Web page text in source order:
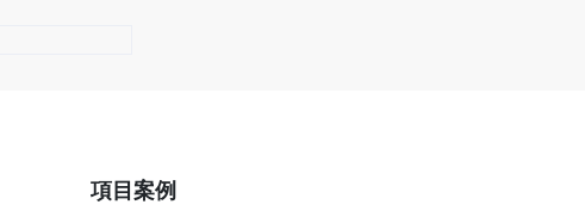
項目案例